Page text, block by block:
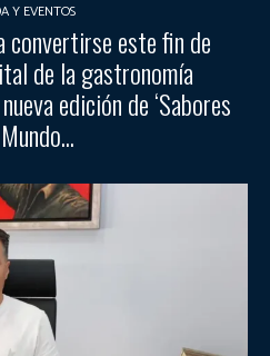
Y EVENTOS
convertirse este fin de
de la gastronomía
edición de ‘Sabores